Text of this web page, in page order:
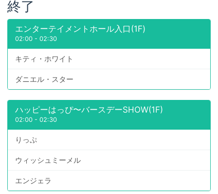
終了
エンターテイメントホール入口(1F)
02:00 - 02:30
キティ・ホワイト
ダニエル・スター
ハッピーはっぴ〜バースデーSHOW(1F)
02:00 - 02:30
りっぷ
ウィッシュミーメル
エンジェラ